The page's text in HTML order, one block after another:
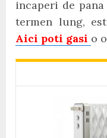
incaperi de
termen lung,
Aici poti gasi o